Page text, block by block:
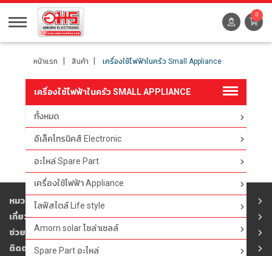
0
หน้าแรก สินค้า เครื่องใช้ไฟฟ้าในครัว Small Appliance
เครื่องใช้ไฟฟ้าในครัว SMALL APPLIANCE
ทั้งหมด
อีเล็คโทรนิคส์ Electronic
อะไหล่ Spare Part
เครื่องใช้ไฟฟ้า Appliance
ไลฟ์สไตล์ Life style
Amorn solar โซล่าเซลล์
Spare Part อะไหล่
ตัวกรอง
หมวดสินค้า
เกี่ยวกับอมร
ช่วยเหลือ
ติดต่ออมร